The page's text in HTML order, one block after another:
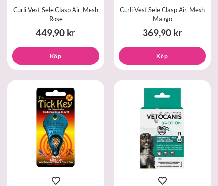
Curli Vest Sele Clasp Air-Mesh
Rose
449,90 kr
Köp
Curli Vest Sele Clasp Air-Mesh
Mango
369,90 kr
Köp